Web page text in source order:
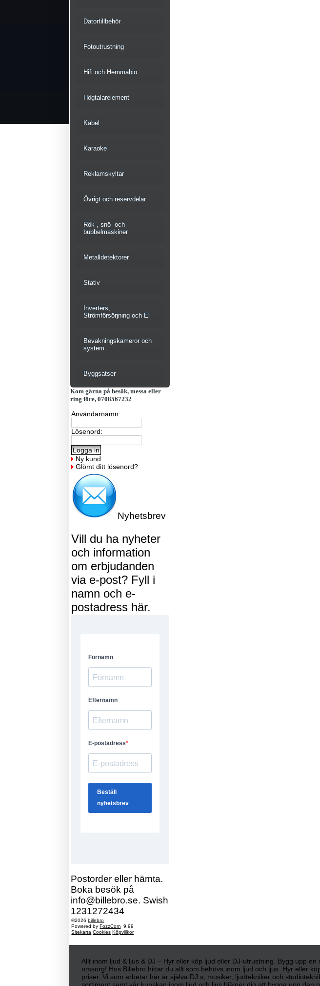
Datortillbehör
Fotoutrustning
Hifi och Hemmabio
Högtalarelement
Kabel
Karaoke
Reklamskyltar
Övrigt och reservdelar
Rök-, snö- och
bubbelmaskiner
Metalldetektorer
Stativ
Inverters,
Strömförsörjning och El
Bevakningskameror och
system
Byggsatser
Kom gärna på besök, messa eller
ring före, 0708567232
Användarnamn:
Lösenord:
Ny kund
Glömt ditt lösenord?
Nyhetsbrev
Vill du ha nyheter
och information
om erbjudanden
via e-post? Fyll i
namn och e-
postadress här.
Postorder eller hämta.
Boka besök på
info@billebro.se. Swish
1231272434
©2026billebro
Powered byFozzCom 9.99
Sitekarta Cookies Köpvillkor
Allt inom ljud & ljus & DJ – Hyr eller köp ljud eller DJ-utrustning. Bygg upp
omsorg! Hos Billebro hittar du allt som behövs inom ljud och ljus. Hyr eller
priser. Vi som arbetar här är själva DJ:s, musiker, ljudtekniker och